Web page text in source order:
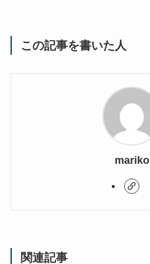
この記事を書いた人
mariko
関連記事